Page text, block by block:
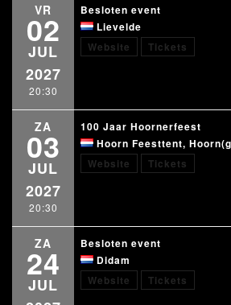
VR
02
JUL
2027
20:30
Besloten event
Lievelde
Website
Tickets
ZA
03
JUL
2027
20:30
100 Jaar Hoornerfeest
Hoorn Feesttent,
Website
Tickets
ZA
24
JUL
Besloten event
Didam
Website
Tickets